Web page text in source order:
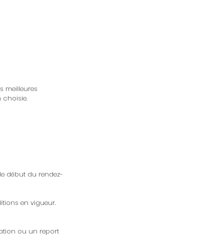
meilleures
choisie.
début du rendez-
en vigueur.
ou un report